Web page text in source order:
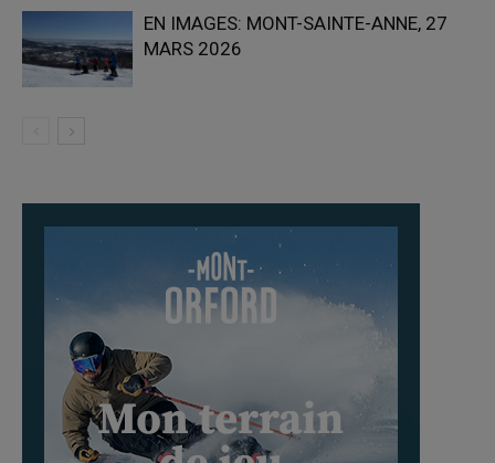
EN IMAGES: MONT-SAINTE-ANNE, 27
MARS 2026